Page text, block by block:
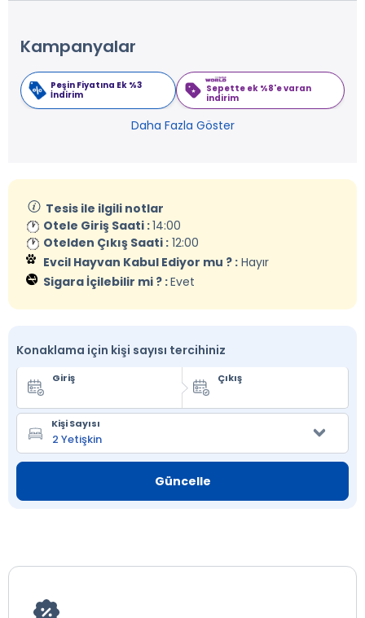
Kampanyalar
Peşin Fiyatına Ek %3
İndirim
Sepette ek %8'e varan
indirim
Daha Fazla Göster
Tesis ile ilgili notlar
Otele Giriş Saati :14:00
Otelden Çıkış Saati : 12:00
Evcil Hayvan Kabul Ediyor mu ? : Hayır
Sigara İçilebilir mi ? :Evet
Konaklama için kişi sayısı tercihiniz
Giriş Çıkış
Kişi Sayısı
Güncelle